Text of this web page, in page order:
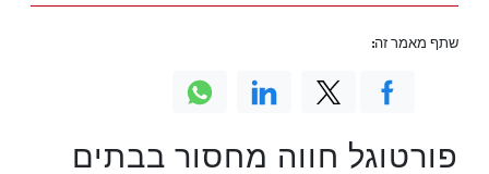
פורטוגל חווה מחסור בבתים
שתף מאמר זה: